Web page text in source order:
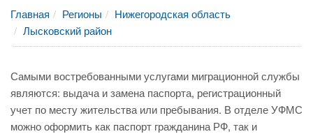
Главная Регионы
Нижегородская область
Лысковский район
Самыми востребованными услугами миграционной службы
являются: выдача и замена паспорта, регистрационный
учет по месту жительства или пребывания. В отделе УФМС
можно оформить как паспорт гражданина РФ, так и